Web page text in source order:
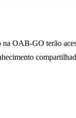
OAB-GO terão